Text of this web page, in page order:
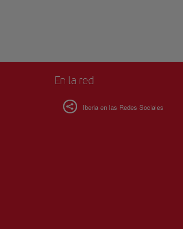
En la red
Iberia en las Redes Sociales